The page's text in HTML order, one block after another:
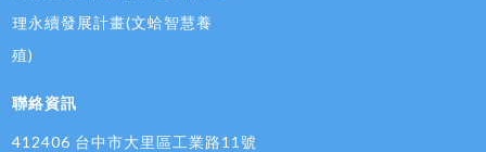
理永續發展計畫(文蛤智慧養
殖)
聯絡資訊
412406 台中市大里區工業路11號